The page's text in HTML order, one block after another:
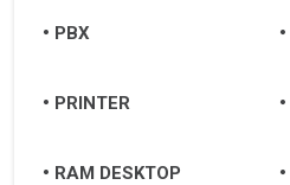
PBX
PRINTER
RAM DESKTOP